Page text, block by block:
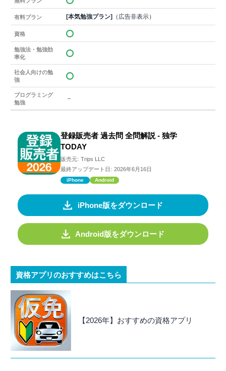
有料プラン [本気勉強プラン] （広告非表示）
資格
勉強法・勉強効
率化
社会人向けの勉
強
プログラミング
勉強
－
登録販売者 過去問 全問解説 - 独学
TODAY
販売元: Trips LLC
最終アップデート日: 2026年6月16日
iPhone Android
iPhone版をダウンロード
Android版をダウンロード
資格アプリのおすすめはこちら
【2026年】おすすめの資格アプリ